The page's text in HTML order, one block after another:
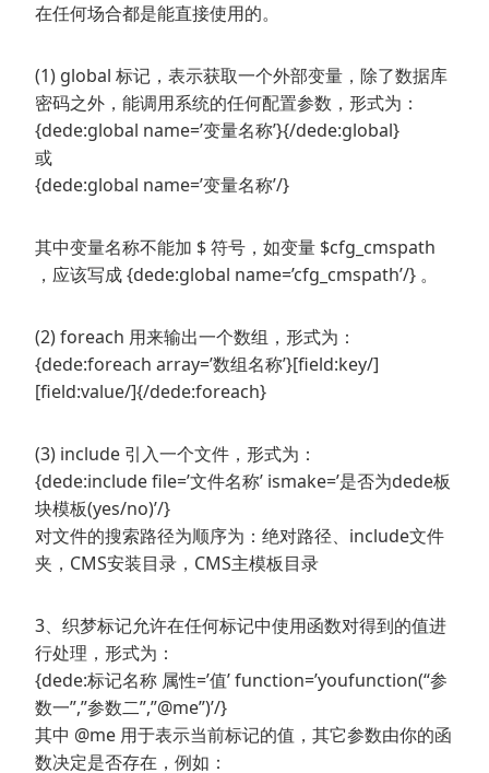
在任何场合都是能直接使用的。
(1) global 标记，表示获取一个外部变量，除了数据库
密码之外，能调用系统的任何配置参数，形式为：
{dede:global name=’变量名称’}{/dede:global}
或
{dede:global name=’变量名称’/}
其中变量名称不能加 $ 符号，如变量 $cfg_cmspath
，应该写成 {dede:global name=’cfg_cmspath’/} 。
(2) foreach 用来输出一个数组，形式为：
{dede:foreach array=’数组名称’}[field:key/]
[field:value/]{/dede:foreach}
(3) include 引入一个文件，形式为：
{dede:include file=’文件名称’ ismake=’是否为dede板
块模板(yes/no)’/}
对文件的搜索路径为顺序为：绝对路径、include文件
夹，CMS安装目录，CMS主模板目录
3、织梦标记允许在任何标记中使用函数对得到的值进
行处理，形式为：
{dede:标记名称 属性=’值’ function=’youfunction(“参
数一”,”参数二”,”@me”)’/}
其中 @me 用于表示当前标记的值，其它参数由你的函
数决定是否存在，例如：